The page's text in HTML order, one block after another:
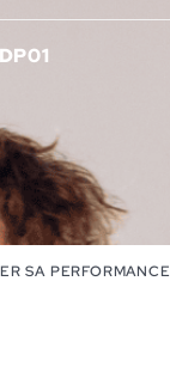
SA PERFORMANCE